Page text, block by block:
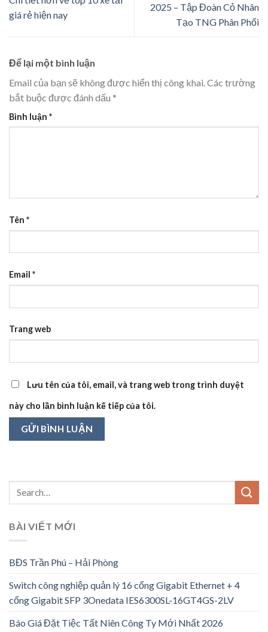
giá rẻ hiện nay
2025 – Tập Đoàn Cỏ Nhân
Tạo TNG Phân Phối
Để lại một bình luận
Email của bạn sẽ không được hiển thị công khai. Các trường
bắt buộc được đánh dấu *
Bình luận *
Tên *
Email *
Trang web
Lưu tên của tôi, email, và trang web trong trình duyệt
này cho lần bình luận kế tiếp của tôi.
BÀI VIẾT MỚI
BĐS Trần Phú – Hải Phòng
Switch công nghiệp quản lý 16 cổng Gigabit Ethernet + 4
cổng Gigabit SFP 3Onedata IES6300SL-16GT4GS-2LV
Báo Giá Đặt Tiệc Tất Niên Công Ty Mới Nhất 2026